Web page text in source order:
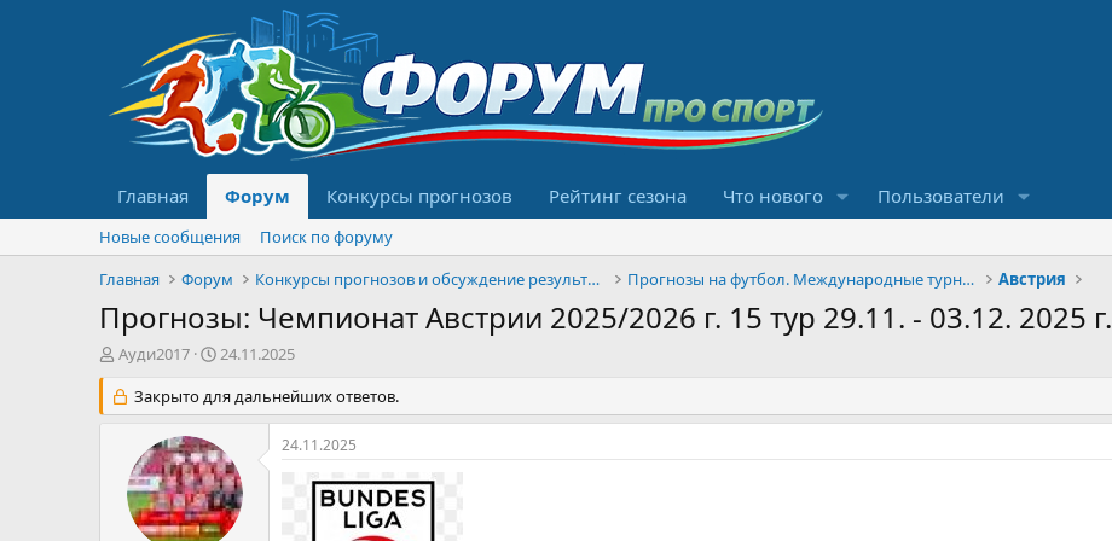
Главная Форум Конкурсы прогнозов Рейтинг сезона Что нового Пользователи
Новые сообщения
Поиск по форуму
Главная
Форум Конкурсы прогнозов и обсуждение результатов Прогнозы на футбол. Международные турниры Австрия
Прогнозы: Чемпионат Австрии 2025/2026 г. 15 тур 29.11. - 03.12. 2025 г.
А
т
о
м
Ауди2017
Д
т
а
а
ч
а
л
24.11.2025
Закрыто для дальнейших ответов.
24.11.2025